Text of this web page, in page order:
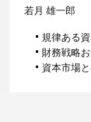
若月 雄一郎
規律ある
財務戦略
資本市場